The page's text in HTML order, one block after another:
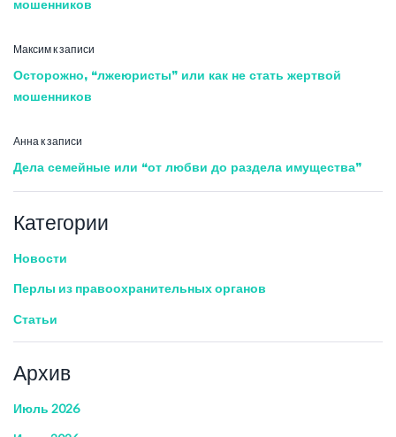
мошенников
Максимк записи
Осторожно, “лжеюристы” или как не стать жертвой
мошенников
Аннак записи
Дела семейные или “от любви до раздела имущества”
Категории
Новости
Перлы из правоохранительных органов
Статьи
Архив
Июль 2026